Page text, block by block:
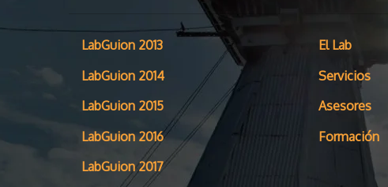
LabGuion 2013
LabGuion 2014
LabGuion 2015
LabGuion 2016
LabGuion 2017
El Lab
Servicios
Asesores
Formación